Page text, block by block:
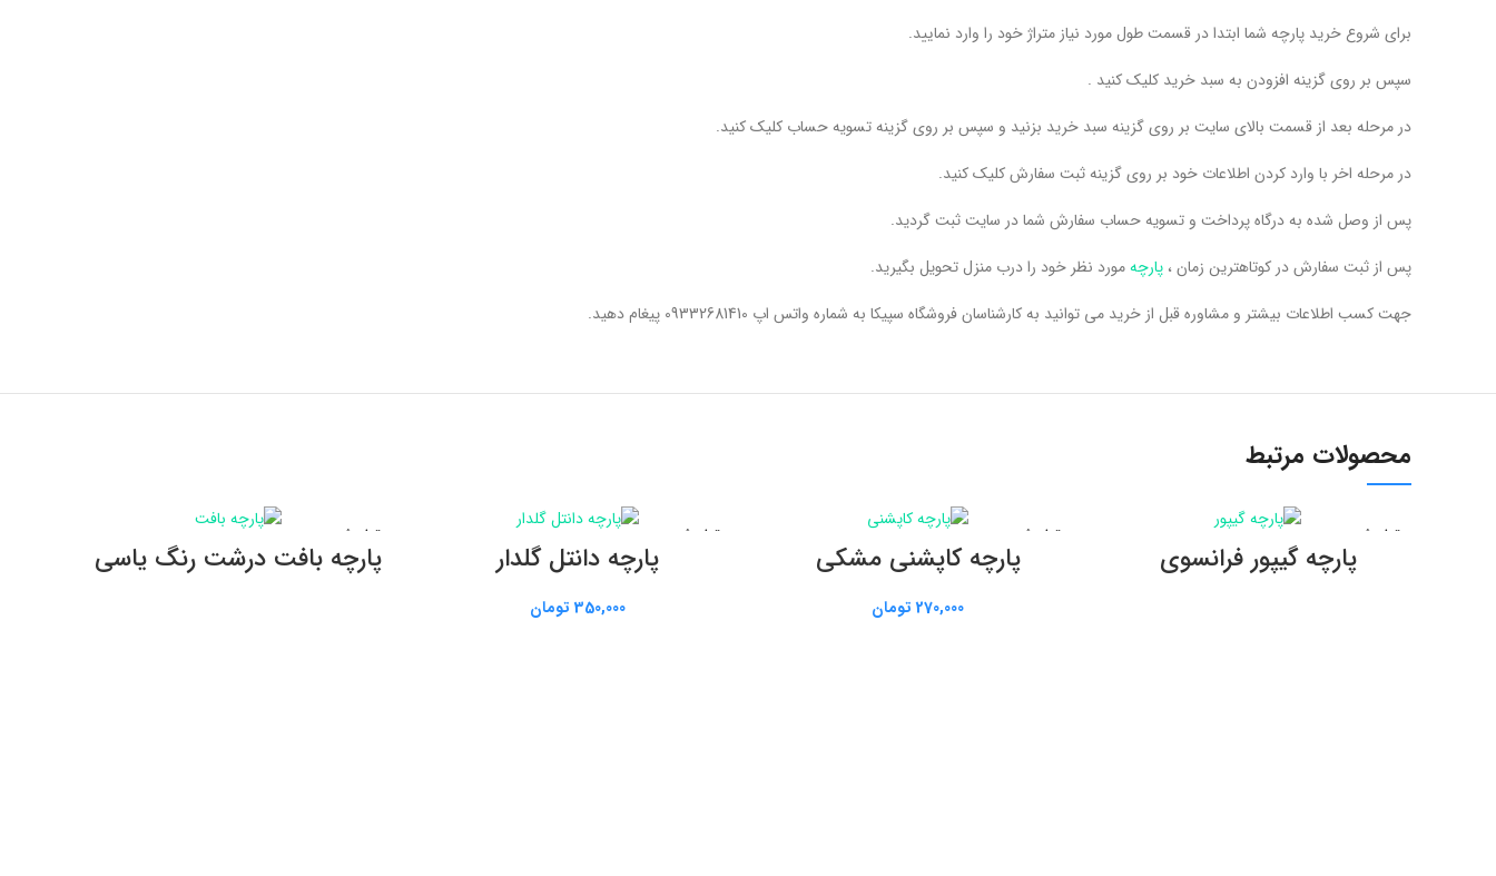
برای شروع خرید پارچه شما ابتدا در قسمت طول مورد نیاز متراژ خود را وارد نمایید.
سپس بر روی گزینه افزودن به سبد خرید کلیک کنید .
در مرحله بعد از قسمت بالای سایت بر روی گزینه سبد خرید بزنید و سپس بر روی گزینه تسویه حساب کلیک کنید.
در مرحله اخر با وارد کردن اطلاعات خود بر روی گزینه ثبت سفارش کلیک کنید.
پس از وصل شده به درگاه پرداخت و تسویه حساب سفارش شما در سایت ثبت گردید.
پس از ثبت سفارش در کوتاهترین زمان ، پارچهمورد نظر خود را درب منزل تحویل بگیرید.
جهت کسب اطلاعات بیشتر و مشاوره قبل از خرید می توانید به کارشناسان فروشگاه سپیکا به شماره واتس اپ 09332681410 پیغام دهید.
محصولات مرتبط
تمام شده اطلاعات بیشتر
پارچه گیپور فرانسوی
تمام شده اطلاعات بیشتر
پارچه کاپشنی مشکی
270,000 تومان
تمام شده اطلاعات بیشتر
پارچه دانتل گلدار
350,000 تومان
تمام شده اطلاعات بیشتر
پارچه بافت درشت رنگ یاسی